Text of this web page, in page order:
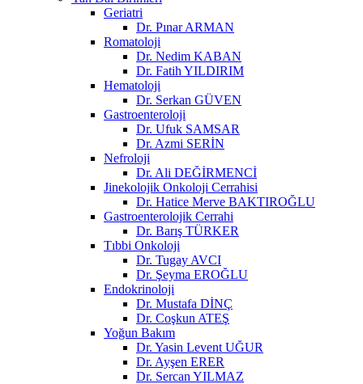
Geriatri
Dr. Pınar ARMAN
Romatoloji
Dr. Nedim KABAN
Dr. Fatih YILDIRIM
Hematoloji
Dr. Serkan GÜVEN
Gastroenteroloji
Dr. Ufuk SAMSAR
Dr. Azmi SERİN
Nefroloji
Dr. Ali DEĞİRMENCİ
Jinekolojik Onkoloji Cerrahisi
Dr. Hatice Merve BAKTIROĞLU
Gastroenterolojik Cerrahi
Dr. Barış TÜRKER
Tıbbi Onkoloji
Dr. Tugay AVCI
Dr. Şeyma EROĞLU
Endokrinoloji
Dr. Mustafa DİNÇ
Dr. Coşkun ATEŞ
Yoğun Bakım
Dr. Yasin Levent UĞUR
Dr. Ayşen ERER
Dr. Sercan YILMAZ